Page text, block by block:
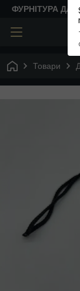
ФУРНІТУРА
Товари